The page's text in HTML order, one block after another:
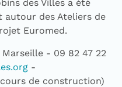
des Villes a été
autour des Ateliers de
Euromed.
- 09 82 47 22
-
de construction)